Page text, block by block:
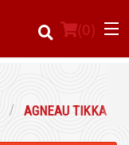
(0)
AGNEAU TIKKA